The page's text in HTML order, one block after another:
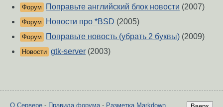
Форум Поправьте английский блок новости (2007)
Форум Новости про *BSD (2005)
Форум Поправьте новость (убрать 2 буквы) (2009)
Новости gtk-server (2003)
О Сервере - Правила форума - Разметка Markdown